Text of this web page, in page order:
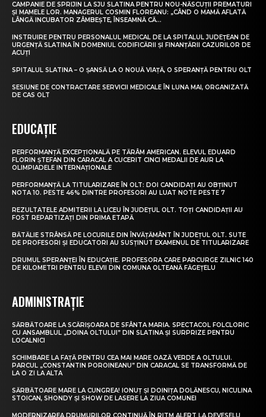
CAMPANIE DE SPRIJIN LA SJU SLATINA PENTRU NOU-NĂSCUȚII PREMATURI
ȘI MAMELE LOR. MANAGERUL COSMIN FLOREANU: „CÂND O MAMĂ AFLATĂ
LÂNGĂ INCUBATOR ZÂMBEȘTE, ÎNSEAMNĂ CĂ...
INSTRUIRE PENTRU PERSONALUL MEDICAL DE LA SPITALUL JUDEȚEAN DE
URGENȚĂ SLATINA ÎN DOMENIUL CODIFICĂRII ȘI FINANȚĂRII CAZURILOR DE
ACUȚI
SPITALUL SLATINA – O ȘANSĂ LA O NOUĂ VIAȚĂ, O SPERANȚĂ PENTRU OLT
SESIUNE DE CONTRACTARE SERVICII MEDICALE ÎN LUNA MAI, ORGANIZATĂ
DE CAS OLT
EDUCAȚIE
PERFORMANȚĂ EXCEPȚIONALĂ PE TĂRÂM AMERICAN. ELEVUL EDUARD
FLORIN ȘTEFAN DIN CARACAL A CUCERIT CINCI MEDALII DE AUR LA
OLIMPIADELE INTERNAȚIONALE
PERFORMANȚĂ LA TITULARIZARE ÎN OLT: DOI CANDIDAȚI AU OBȚINUT
NOTA 10. PESTE 46% DINTRE PROFESORI AU LUAT NOTE PESTE 7
REZULTATELE ADMITERII LA LICEU ÎN JUDEȚUL OLT. TOȚI CANDIDAȚII AU
FOST REPARTIZAȚI DIN PRIMA ETAPĂ
BĂTĂLIE STRÂNSĂ PE LOCURILE DIN ÎNVĂȚĂMÂNT ÎN JUDEȚUL OLT. SUTE
DE PROFESORI ȘI EDUCATORI AU SUSȚINUT EXAMENUL DE TITULARIZARE
DRUMUL SPERANȚEI ÎN EDUCAȚIE. PROFESORA CARE PARCURGE ZILNIC 140
DE KILOMETRI PENTRU ELEVII DIN COMUNA OLTEANĂ FĂGEȚELU
ADMINISTRAȚIE
SĂRBĂTOARE LA SCĂRIȘOARA DE SFÂNTA MARIA. SPECTACOL FOLCLORIC
CU ANSAMBLUL „DOINA OLTULUI” DIN SLATINA ȘI SURPRIZE PENTRU
LOCALNICI
SCHIMBARE LA FAȚĂ PENTRU CEA MAI MARE OAZĂ VERDE A OLTULUI.
PARCUL „CONSTANTIN POROINEANU” DIN CARACAL SE TRANSFORMĂ DE
LA O ZI LA ALTA
SĂRBĂTOARE MARE LA CUNGREA! IONUȚ ȘI DOINIȚA DOLĂNESCU, NICULINA
STOICAN, SHONDY ȘI SHOW DE LASERE LA ZIUA COMUNEI